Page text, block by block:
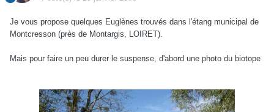
Je vous propose quelques Euglènes trouvés dans l'étang municipal de
Montcresson (près de Montargis, LOIRET).
Mais pour faire un peu durer le suspense, d'abord une photo du biotope